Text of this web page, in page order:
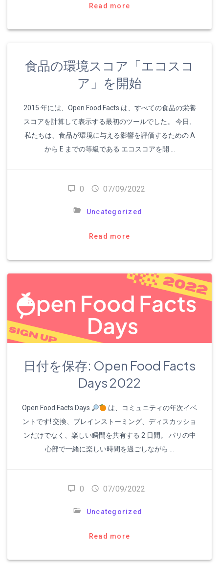
Read more
食品の環境スコア「エコスコ
ア」を開始
2015 年には、Open Food Facts は、すべての食品の栄養
スコアを計算して表示する最初のツールでした。 今日、
私たちは、食品が環境に与える影響を評価するための A
から E までの等級である エコスコアを開 …
0 07/09/2022
Uncategorized
Read more
日付を保存: Open Food Facts
Days 2022
Open Food Facts Days
は、コミュニティの年次イベ
ントです! 交換、ブレインストーミング、ディスカッショ
ンだけでなく、楽しい瞬間を共有する 2 日間。 パリの中
心部で一緒に楽しい時間を過ごしながら …
0 07/09/2022
Uncategorized
Read more